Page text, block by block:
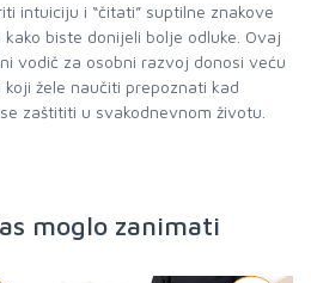
intuiciju i “čitati” suptilne znakove
biste donijeli bolje odluke. Ovaj
vodič za osobni razvoj donosi veću
žele naučiti prepoznati kad
zaštititi u svakodnevnom životu.
moglo zanimati